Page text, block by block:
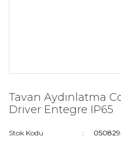
Tavan Aydınlatma
Driver Entegre IP65
Stok Kodu